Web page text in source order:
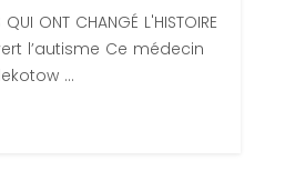
QUI ONT CHANGÉ L'HISTOIRE
l’autisme Ce médecin
...